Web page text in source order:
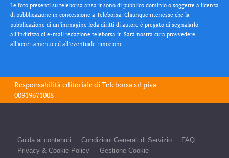
Le foto presenti su teleborsa.ansa.it sono di pubblico dominio o soggette a licenza
di pubblicazione in concessione a Teleborsa. Chiunque ritenesse che la
pubblicazione di un’immagine leda diritti di autore è pregato di segnalarlo
all’indirizzo di e-mail redazione teleborsa.it. Sarà nostra cura provvedere
all’accertamento ed all’eventuale rimozione.
Responsabilità editoriale diTeleborsa srl piva
00919671008
Guida ai contenuti Condizioni Generali di Servizio
FAQ
Privacy & Cookie Policy
Gestione Cookie